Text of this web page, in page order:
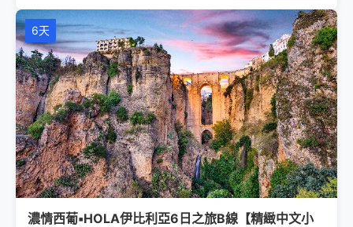
6天
濃情西葡▪HOLA伊比利亞6日之旅B線【精緻中文小